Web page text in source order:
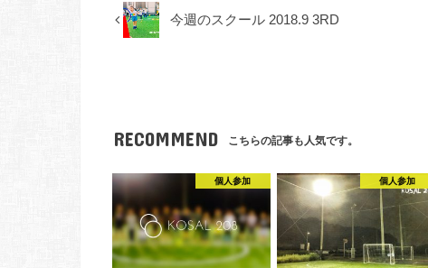
今週のスクール 2018.9 3RD
RECOMMEND こちらの記事も人気です。
個人参加 個人参加